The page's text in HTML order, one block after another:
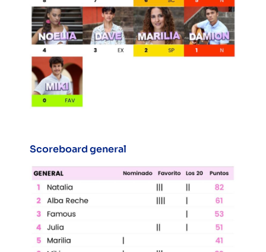
Scoreboard general